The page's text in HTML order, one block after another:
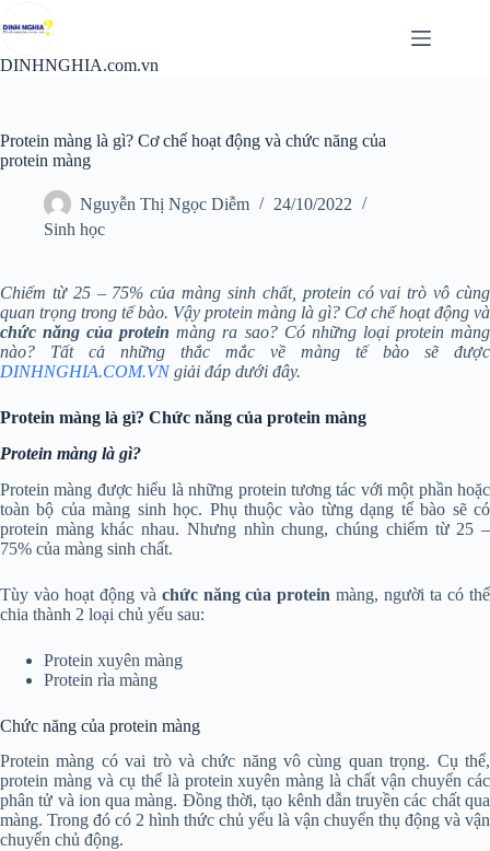
đến
nội
DINHNGHIA.com.vn
Protein màng là gì? Cơ chế hoạt động và chức năng của
protein màng
Nguyễn Thị Ngọc Diễm
24/10/2022
Sinh học
Chiếm từ 25 – 75% của màng sinh chất, protein có vai trò vô cùng
quan trọng trong tế bào. Vậy protein màng là gì? Cơ chế hoạt động và
chức năng của protein màng ra sao? Có những loại protein màng
nào? Tất cả những thắc mắc về màng tế bào sẽ được
DINHNGHIA.COM.VNgiải đáp dưới đây.
Protein màng là gì? Chức năng của protein màng
Protein màng là gì?
Protein màng được hiểu là những protein tương tác với một phần hoặc
toàn bộ của màng sinh học. Phụ thuộc vào từng dạng tế bào sẽ có
protein màng khác nhau. Nhưng nhìn chung, chúng chiếm từ 25 –
75% của màng sinh chất.
Tùy vào hoạt động và chức năng của protein màng, người ta có thể
chia thành 2 loại chủ yếu sau:
Protein xuyên màng
Protein rìa màng
Chức năng của protein màng
Protein màng có vai trò và chức năng vô cùng quan trọng. Cụ thể,
protein màng và cụ thể là protein xuyên màng là chất vận chuyển các
phân tử và ion qua màng. Đồng thời, tạo kênh dẫn truyền các chất qua
màng. Trong đó có 2 hình thức chủ yếu là vận chuyển thụ động và vận
chuyển chủ động.